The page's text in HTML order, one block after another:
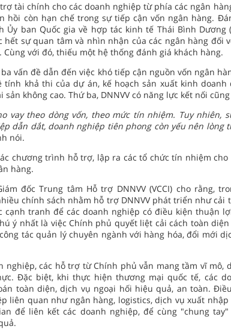
tài chính cho các doanh nghiệp từ phía các ngân
hồi còn hạn chế trong sự tiếp cận vốn ngân hàng.
Ủy ban Quốc gia về hợp tác kinh tế Thái Bình Dương
hết sự quan tâm và nhìn nhận của các ngân hàng đối
Cùng với đó, thiếu một hệ thống đánh giá khách hàng.
vấn đề dẫn đến việc khó tiếp cận nguồn vốn ngân
tính khả thi của dự án, kế hoạch sản xuất kinh doanh
sản không cao. Thứ ba, DNNVV có năng lực kết nối
vay theo dòng vốn, theo mức tín nhiệm. Tuy nhiên,
dẫn dắt, doanh nghiệp tiên phong còn yếu nên lòng
nói.
chương trình hỗ trợ, lập ra các tổ chức tín nhiệm cho
hàng.
đốc Trung tâm Hỗ trợ DNNVV (VCCI) cho rằng,
chính sách nhằm hỗ trợ DNNVV phát triển như cải
cạnh tranh để các doanh nghiệp có điều kiện thuận
ý nhất là việc Chính phủ quyết liệt cải cách toàn
tác quản lý chuyên ngành với hàng hóa, đổi mới
nghiệp, các hỗ trợ từ Chính phủ vẫn mang tầm vĩ mô,
Đặc biệt, khi thực hiện thương mại quốc tế, các
toàn diện, dịch vụ ngoại hối hiệu quả, an toàn.
liên quan như ngân hàng, logistics, dịch vụ xuất nhập
để liên kết các doanh nghiệp, để cùng "chung